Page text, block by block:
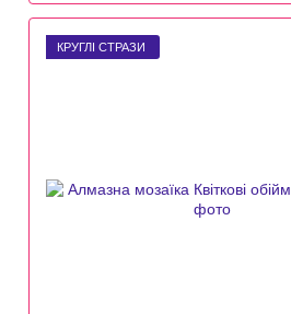
КРУГЛІ СТРАЗИ